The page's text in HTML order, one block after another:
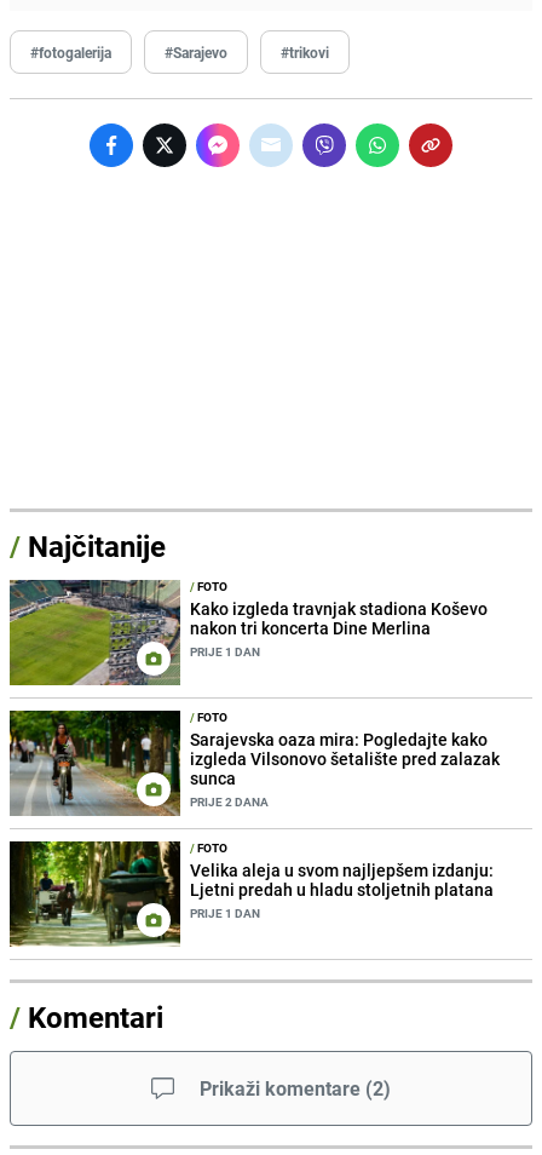
#fotogalerija #Sarajevo #trikovi
/ Najčitanije
/FOTO
Kako izgleda travnjak stadiona Koševo
nakon tri koncerta Dine Merlina
PRIJE 1 DAN
/FOTO
Sarajevska oaza mira: Pogledajte kako
izgleda Vilsonovo šetalište pred zalazak
sunca
PRIJE 2 DANA
/FOTO
Velika aleja u svom najljepšem izdanju:
Ljetni predah u hladu stoljetnih platana
PRIJE 1 DAN
/ Komentari
Prikaži komentare (2)